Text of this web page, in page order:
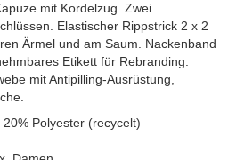
mit Kordelzug. Zwei
Elastischer Rippstrick 2 x 2
Ärmel und am Saum. Nackenband
Etikett für Rebranding.
mit Antipilling-Ausrüstung,
Polyester (recycelt)